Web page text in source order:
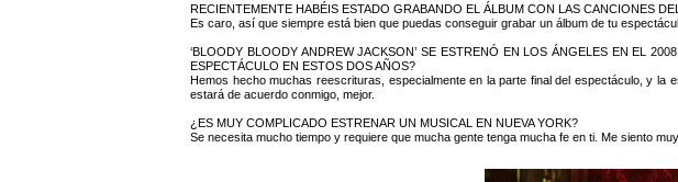
RECIENTEMENTE HABÉIS ESTADO GRABANDO EL ÁLBUM CON LAS CANCIONES
Es caro, así que siempre está bien que puedas conseguir grabar un álbum de tu
‘BLOODY BLOODY ANDREW JACKSON’ SE ESTRENÓ EN LOS ÁNGELES EN EL
ESPECTÁCULO EN ESTOS DOS AÑOS?
Hemos hecho muchas reescrituras, especialmente en la parte final del espectáculo, y
estará de acuerdo conmigo, mejor.
¿ES MUY COMPLICADO ESTRENAR UN MUSICAL EN NUEVA YORK?
Se necesita mucho tiempo y requiere que mucha gente tenga mucha fe en ti. Me siento